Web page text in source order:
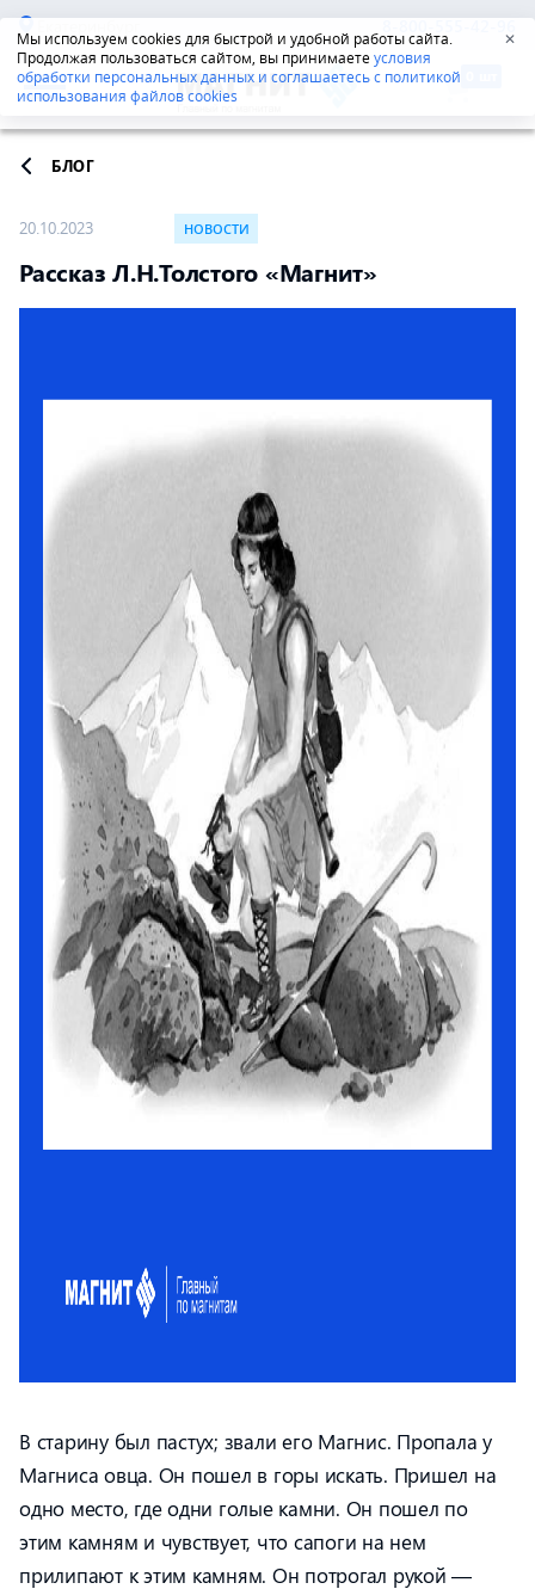
Мы используем cookies для быстрой и удобной работы сайта.
Продолжая пользоваться сайтом, вы принимаетеусловия
обработки персональных данных и соглашаетесь с политикой
использования файлов cookies
✕
Екатеринбург 8-800-555-42-96
БЛОГ
20.10.2023 НОВОСТИ
Рассказ Л.Н.Толстого «Магнит»
В старину был пастух; звали его Магнис. Пропала у
Магниса овца. Он пошел в горы искать. Пришел на
одно место, где одни голые камни. Он пошел по
этим камням и чувствует, что сапоги на нем
прилипают к этим камням. Он потрогал рукой —